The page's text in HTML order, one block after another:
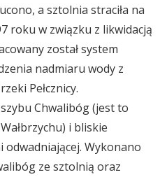
a sztolnia straciła na
roku w związku z likwidacją
został system
nadmiaru wody z
Pełcznicy.
Chwalibóg (jest to
i bliskie
Wykonano
ze sztolnią oraz